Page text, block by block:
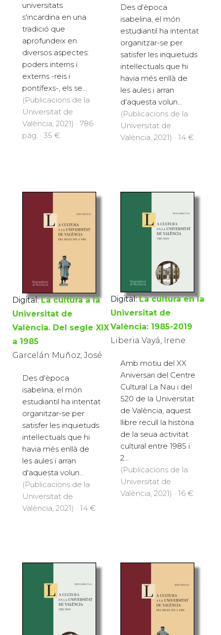
universitats
s'incardina en una
tradició que
aprofundeix en
diversos aspectes:
poders interns i
externs -reis i
pontífexs-, els se...
(Publicacions de la
Universitat de
València, 2021) · 786
pàg. · 35 €
Des d'època
isabelina, el món
estudiantil ha intentat
organitzar-se per
satisfer les inquietuds
intel·lectuals que hi
havia més enllà de
les aules i arran
d'aquesta volun...
(Publicacions de la
Universitat de
València, 2021) · 14 €
Digital: La cultura a la
Universitat de
València. Del segle XIX
a 1985
Garcelán Muñoz, José
Des d'època
isabelina, el món
estudiantil ha intentat
organitzar-se per
satisfer les inquietuds
intel·lectuals que hi
havia més enllà de
les aules i arran
d'aquesta volun...
(Publicacions de la
Universitat de
València, 2021) · 14 €
Digital: La cultura en la
Universitat de
València: 1985-2019
Liberia Vayá, Irene
Amb motiu del XX
Aniversari del Centre
Cultural La Nau i del
520 de la Universitat
de València, aquest
llibre recull la història
de la seua activitat
cultural entre 1985 i
2...
(Publicacions de la
Universitat de
València, 2021) · 16 €